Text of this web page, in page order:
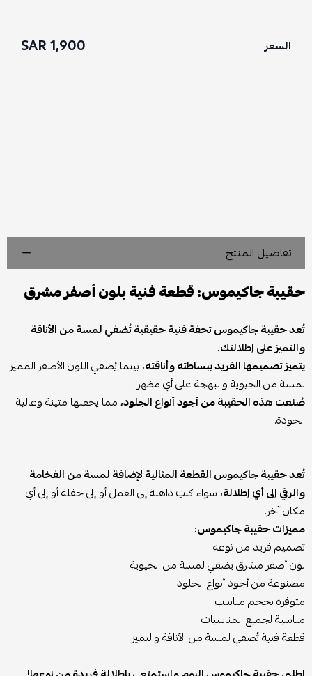
السعر 1,900 SAR
تفاصيل المنتج
حقيبة جاكيموس: قطعة فنية بلون أصفر مشرق
تُعد حقيبة جاكيموس تحفة فنية حقيقية تُضفي لمسة من الأناقة
والتميز على إطلالتك.
يتميز تصميمها الفريد ببساطته وأناقته،بينما يُضفي اللون الأصفر المميز
لمسة من الحيوية والبهجة على أي مظهر.
صُنعت هذه الحقيبة من أجود أنواع الجلود،مما يجعلها متينة وعالية
الجودة.
تُعد حقيبة جاكيموس القطعة المثالية لإضافة لمسة من الفخامة
والرقي إلى أي إطلالة،سواء كنتِ ذاهبة إلى العمل أو إلى حفلة أو إلى أي
مكان آخر.
مميزات حقيبة جاكيموس:
تصميم فريد من نوعه
لون أصفر مشرق يضفي لمسة من الحيوية
مصنوعة من أجود أنواع الجلود
متوفرة بحجم مناسب
مناسبة لجميع المناسبات
قطعة فنية تُضفي لمسة من الأناقة والتميز